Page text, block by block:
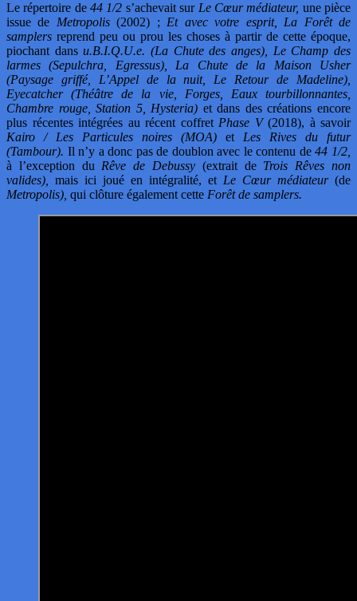
Le répertoire de44 1/2 s’achevait sur Le Cœur médiateur, une pièce
issue de Metropolis(2002) ; Et avec votre esprit, La Forêt de
samplers reprend peu ou prou les choses à partir de cette époque,
piochant dansu.B.I.Q.U.e. (La Chute des anges), Le Champ des
larmes (Sepulchra, Egressus), La Chute de la Maison Usher
(Paysage griffé, L’Appel de la nuit, Le Retour de Madeline),
Eyecatcher (Théâtre de la vie, Forges, Eaux tourbillonnantes,
Chambre rouge, Station 5, Hysteria) et dans des créations encore
plus récentes intégrées au récent coffret Phase V(2018), à savoir
Kairo / Les Particules noires (MOA) et Les Rives du futur
(Tambour). Il n’y a donc pas de doublon avec le contenu de44 1/2,
à l’exception du Rêve de Debussy (extrait de Trois Rêves non
valides),
mais ici joué en intégralité, et Le Cœur médiateur(de
Metropolis), qui clôture également cette Forêt de samplers.